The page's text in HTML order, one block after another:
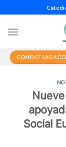
al
contenido
CONOCE LAS
Social